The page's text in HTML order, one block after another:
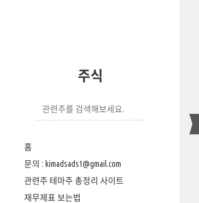
주식
홈
문의 : kimadsads1@gmail.com
관련주 테마주 총정리 사이트
재무제표 보는법